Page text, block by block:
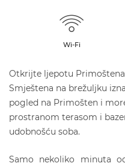
Wi-Fi
Otkrijte ljepotu
Smještena na brežuljku
pogled na Primošten i
prostranom terasom i
udobnošću soba.
Samo nekoliko minuta